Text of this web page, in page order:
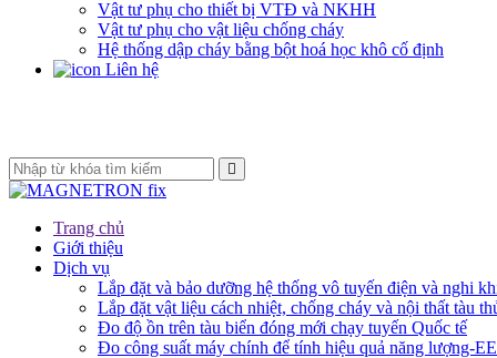
Vật tư phụ cho thiết bị VTĐ và NKHH
Vật tư phụ cho vật liệu chống cháy
Hệ thống dập cháy bằng bột hoá học khô cố định
Liên hệ
Trang chủ
Giới thiệu
Dịch vụ
Lắp đặt và bảo dưỡng hệ thống vô tuyến điện và nghi
Lắp đặt vật liệu cách nhiệt, chống cháy và nội thất tàu
Đo độ ồn trên tàu biển đóng mới chạy tuyến Quốc tế
Đo công suất máy chính để tính hiệu quả năng lượng-